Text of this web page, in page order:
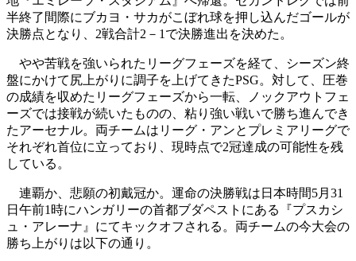
半終了間際にブカヨ・サカがこぼれ球を押し込んだゴールが
決勝点となり、2戦合計2－1で決勝進出を決めた。
やや苦戦を強いられたリーグフェーズを経て、シーズン終
盤にかけて尻上がりに調子を上げてきたPSG。対して、圧巻
の成績を収めたリーグフェーズから一転、ノックアウトフェ
ーズでは接戦が続いたものの、粘り強い戦いで勝ち進んでき
たアーセナル。両チームはリーグ・アンとプレミアリーグで
それぞれ首位に立っており、現時点で2冠達成の可能性を残
している。
連覇か、悲願の初戴冠か。運命の決勝戦は日本時間5月31
日午前1時にハンガリーの首都ブダペストにある『プスカシ
ュ・アレーナ』にてキックオフされる。両チームの今大会の
勝ち上がりは以下の通り。